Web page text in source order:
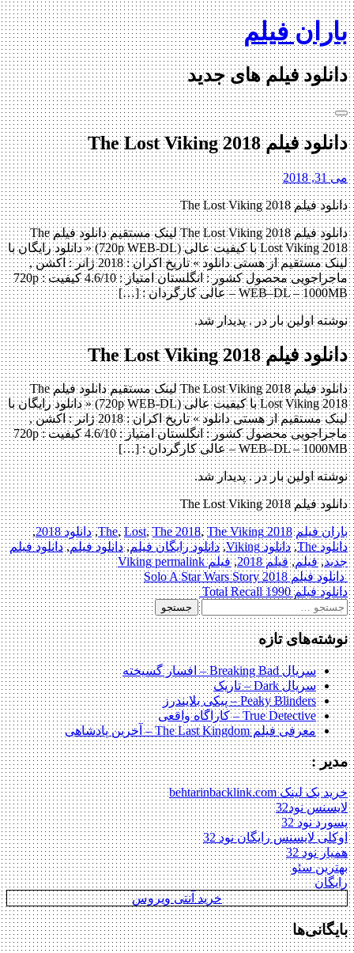
Skip
to
content
باران فیلم
دانلود فیلم های جدید
دانلود فیلم The Lost Viking 2018
می 31, 2018
دانلود فیلم The Lost Viking 2018
دانلود فیلم The Lost Viking 2018 لینک مستقیم دانلود فیلم The
Lost Viking 2018 با کیفیت عالی (720p WEB-DL) « دانلود رایگان با
لینک مستقیم از هستی دانلود » تاریخ اکران : 2018 ژانر : اکشن ,
ماجراجویی محصول کشور : انگلستان امتیاز : 4.6/10 کیفیت : 720p
WEB–DL – 1000MB – عالی کارگردان : […]
نوشته اولین بار در . پدیدار شد.
دانلود فیلم The Lost Viking 2018
دانلود فیلم The Lost Viking 2018 لینک مستقیم دانلود فیلم The
Lost Viking 2018 با کیفیت عالی (720p WEB-DL) « دانلود رایگان با
لینک مستقیم از هستی دانلود » تاریخ اکران : 2018 ژانر : اکشن ,
ماجراجویی محصول کشور : انگلستان امتیاز : 4.6/10 کیفیت : 720p
WEB–DL – 1000MB – عالی کارگردان : […]
نوشته اولین بار در . پدیدار شد.
دانلود فیلم The Lost Viking 2018
باران فیلم 2018 The
, Lost,The 2018, The Viking
,دانلود 2018
,
دانلود The
, دانلود Viking , دانلود رایگان فیلم,دانلود فیلم,دانلود فیلم
جدید,فیلم,فیلم 2018 ,فیلم Vikingpermalink
Post
navigation
دانلود فیلم Solo A Star Wars Story 2018
دانلود فیلم Total Recall 1990
جستجو
برای:
نوشته‌های تازه
سریال Breaking Bad – افسار گسیخته
سریال Dark – تاریک
Peaky Blinders – پیکی بلایندرز
True Detective – کاراگاه واقعی
معرفی فیلم The Last Kingdom – آخرین پادشاهی
مدیر :
خرید بک لینک behtarinbacklink.com
لایسنس نود32
پسورد نود 32
اوکلی لایسنس رایگان نود 32
همیار نود 32
بهترین سئو
رایگان
خرید آنتی ویروس
بایگانی‌ها